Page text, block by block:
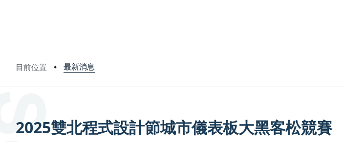
目前位置 最新消息
2025雙北程式設計節城市儀表板大黑客松競賽